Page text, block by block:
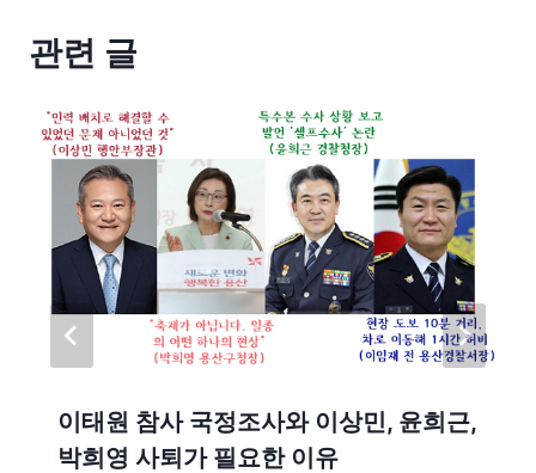
관련 글
이태원 참사 국정조사와 이상민, 윤희근,
박희영 사퇴가 필요한 이유